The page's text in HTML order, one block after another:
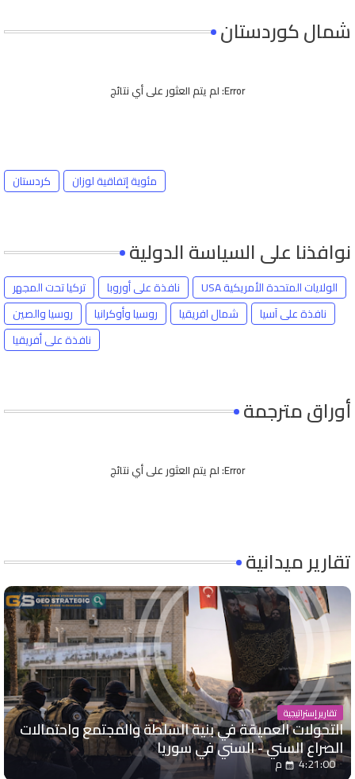
شمال كوردستان
Error: لم يتم العثور على أي نتائج
كردستان مئوية إتفاقية لوزان
نوافذنا على السياسة الدولية
تركيا تحت المجهر نافذة على أوروبا
الولايات المتحدة الأمريكية USA
روسيا والصين
روسيا وأوكرانيا شمال افريقيا
نافذة على آسيا
نافذة على أفريقيا
أوراق مترجمة
Error: لم يتم العثور على أي نتائج
تقارير ميدانية
تقارير إستراتيجية
التحولات العميقة في بنية السلطة والمجتمع واحتمالات
الصراع السني - السني في سوريا
4:21:00 م